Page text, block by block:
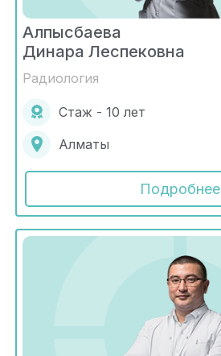
Алпысбаева
Динара Леспековна
Радиология
Стаж - 10 лет
Алматы
Подробнее